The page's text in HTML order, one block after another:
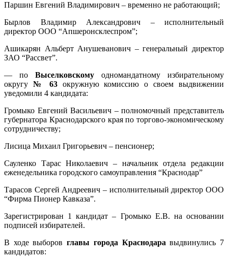
Паршин Евгений Владимирович – временно не работающий;
Бырлов Владимир Александрович – исполнительный
директор ООО “Апшеронсклеспром”;
Ашикарян Альберт Анушеванович – генеральный директор
ЗАО “Рассвет”.
— по Выселковскому одномандатному избирательному
округу № 63окружную комиссию о своем выдвижении
уведомили 4 кандидата:
Громыко Евгений Васильевич – полномочный представитель
губернатора Краснодарского края по торгово-экономическому
сотрудничеству;
Лисица Михаил Григорьевич – пенсионер;
Сауленко Тарас Николаевич – начальник отдела редакции
еженедельника городского самоуправления “Краснодар”
Тарасов Сергей Андреевич – исполнительный директор ООО
“Фирма Пионер Кавказа”.
Зарегистрирован 1 кандидат – Громыко Е.В. на основании
подписей избирателей.
В ходе выборовглавы города Краснодара выдвинулись 7
кандидатов: